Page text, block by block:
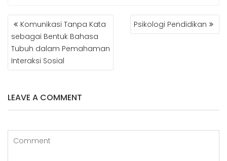
NAVIGASI
POSKomunikasi Tanpa Kata
sebagai Bentuk Bahasa
Tubuh dalam Pemahaman
Interaksi Sosial
Psikologi Pendidikan
LEAVE A COMMENT